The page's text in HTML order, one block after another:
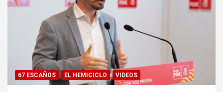
67 ESCAÑOS EL HEMICICLO VIDEOS